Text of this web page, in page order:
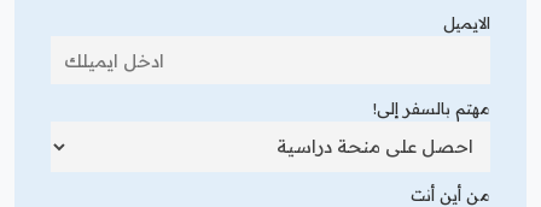
الايميل
مهتم بالسفر إلى!
من أين أنت